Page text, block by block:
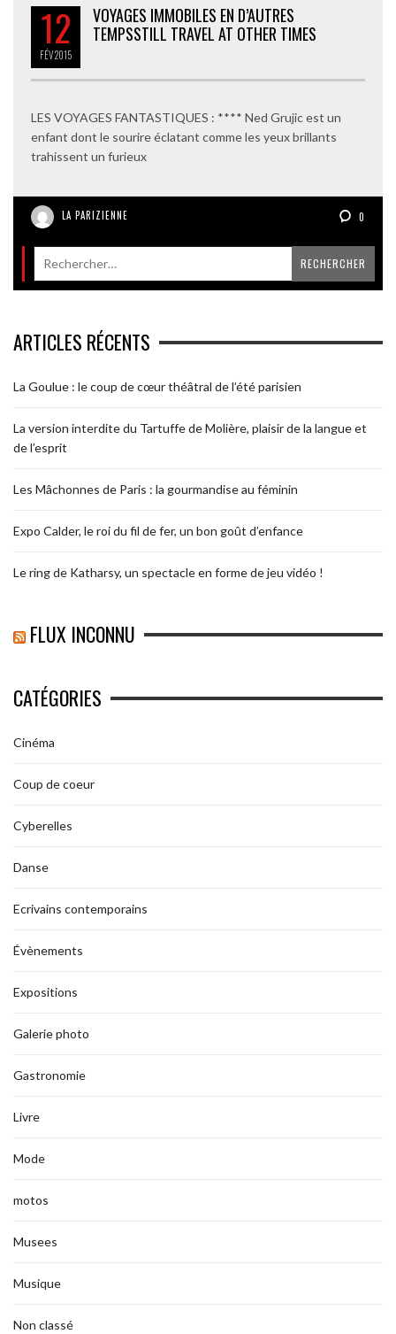
12
FÉV2015
VOYAGES IMMOBILES EN D’AUTRES
TEMPSSTILL TRAVEL AT OTHER TIMES
LES VOYAGES FANTASTIQUES : **** Ned Grujic est un
enfant dont le sourire éclatant comme les yeux brillants
trahissent un furieux
LA PARIZIENNE 0
ARTICLES RÉCENTS
La Goulue : le coup de cœur théâtral de l’été parisien
La version interdite du Tartuffe de Molière, plaisir de la langue et
de l’esprit
Les Mâchonnes de Paris : la gourmandise au féminin
Expo Calder, le roi du fil de fer, un bon goût d’enfance
Le ring de Katharsy, un spectacle en forme de jeu vidéo !
FLUX INCONNU
CATÉGORIES
Cinéma
Coup de coeur
Cyberelles
Danse
Ecrivains contemporains
Évènements
Expositions
Galerie photo
Gastronomie
Livre
Mode
motos
Musees
Musique
Non classé